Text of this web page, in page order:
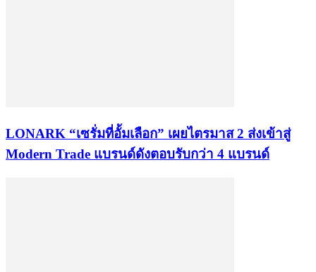
LONARK “เซรั่มที่อั้มเลือก” เผยไตรมาส 2 ส่งเข้าสู่
Modern Trade แบรนด์ดังตอบรับกว่า 4 แบรนด์